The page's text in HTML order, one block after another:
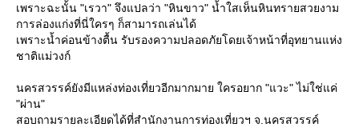
เพราะฉะนั้น "เรวา" จึงแปลว่า "หินขาว" น้ำใสเห็นหินทรายสวยงาม
การล่องแก่งที่นี่ใครๆ ก็สามารถเล่นได้
เพราะน้ำค่อนข้างตื้น รับรองความปลอดภัยโดยเจ้าหน้าที่อุทยานแห่ง
ชาติแม่วงก์
นครสวรรค์ยังมีแหล่งท่องเที่ยวอีกมากมาย ใครอยาก "แวะ" ไม่ใช่แค่
"ผ่าน"
สอบถามรายละเอียดได้ที่สำนักงานการท่องเที่ยวฯ จ.นครสวรรค์